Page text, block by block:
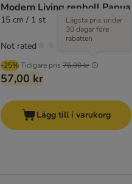
Modern Living repboll Papua
15 cm / 1 st
-25%Tidigare pris 76,00 kr
Lägsta pris under
30 dagar före
rabatten
57,00 kr
Not rated
Lägg till i varukorg